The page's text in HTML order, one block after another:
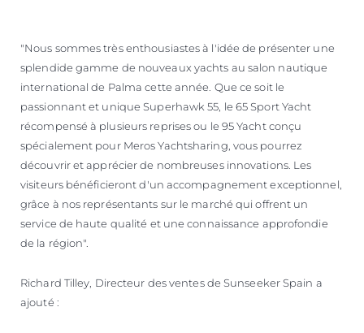
"Nous sommes très enthousiastes à l'idée de présenter une
splendide gamme de nouveaux yachts au salon nautique
international de Palma cette année. Que ce soit le
passionnant et unique Superhawk 55, le 65 Sport Yacht
récompensé à plusieurs reprises ou le 95 Yacht conçu
spécialement pour Meros Yachtsharing, vous pourrez
découvrir et apprécier de nombreuses innovations. Les
visiteurs bénéficieront d'un accompagnement exceptionnel,
grâce à nos représentants sur le marché qui offrent un
service de haute qualité et une connaissance approfondie
de la région".
Richard Tilley, Directeur des ventes de Sunseeker Spain a
ajouté :